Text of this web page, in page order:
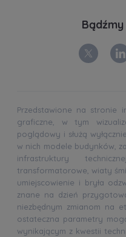
Przedstawione na stronie
graficzne, w tym
poglądowy i służą
w nich modele budynków,
infrastruktury
transformatorowe, wiaty
umiejscowienie i bryła
znane na dzień
niezbędnym zmianom na
ostateczna parametry
wynikającym z kwestii